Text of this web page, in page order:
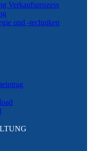
Verkaufsprozess
und -techniken